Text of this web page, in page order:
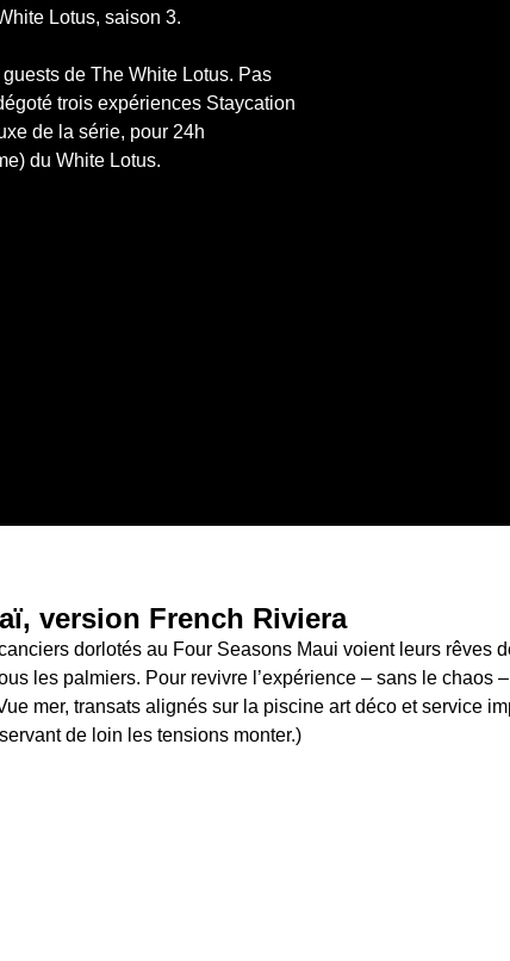
Lotus, saison 3.
de The White Lotus. Pas
trois expériences Staycation
de la série, pour 24h
du White Lotus.
version French Riviera
dorlotés au Four Seasons Maui voient leurs rêves
les palmiers. Pour revivre l’expérience – sans le chaos
mer, transats alignés sur la piscine art déco et service
de loin les tensions monter.)